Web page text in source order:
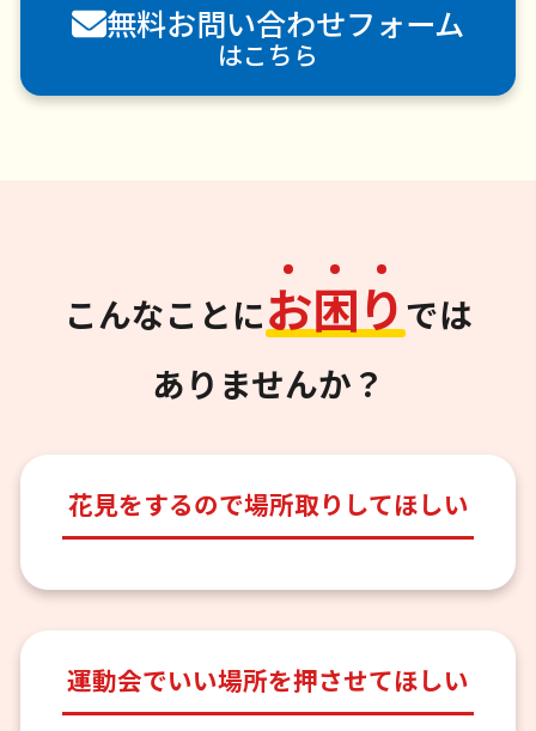
無料お問い合わせフォーム
はこちら
こんなことにお困り では
ありませんか？
花見をするので場所取りしてほしい
運動会でいい場所を押させてほしい